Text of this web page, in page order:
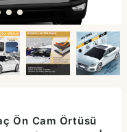
Ön Cam Örtüsü